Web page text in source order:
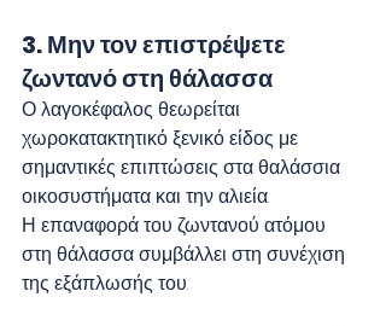
3. Μην τον επιστρέψετε
ζωντανό στη θάλασσα
Ο λαγοκέφαλος θεωρείται
χωροκατακτητικό ξενικό είδος με
σημαντικές επιπτώσεις στα θαλάσσια
οικοσυστήματα και την αλιεία.
Η επαναφορά του ζωντανού ατόμου
στη θάλασσα συμβάλλει στη συνέχιση
της εξάπλωσής του.